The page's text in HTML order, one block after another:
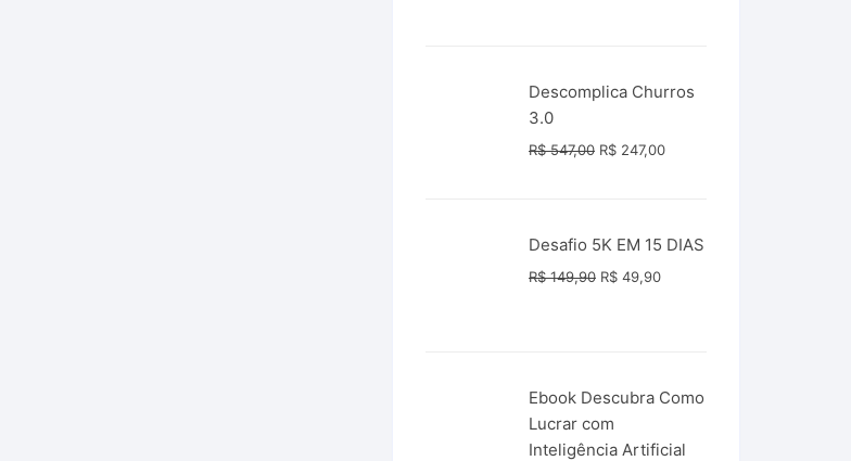
Descomplica Churros
3.0
R$547,00 O
R$ 547,00.
R$ 247,00O
R$ 247,00.
Desafio 5K EM 15 DIAS
R$149,90 O
R$ 49,90O
Ebook Descubra Como
Lucrar com
Inteligência Artificial